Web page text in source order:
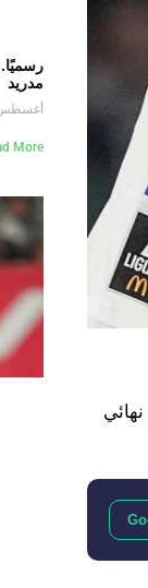
مدريد
أغسطس 6,
More »